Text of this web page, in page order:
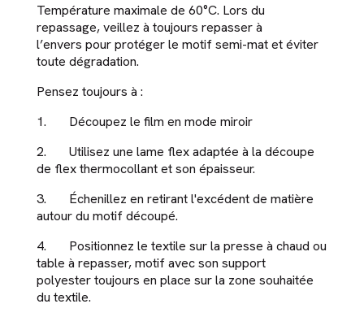
Température maximale de 60°C. Lors du
repassage, veillez à toujours repasser à
l’envers pour protéger le motif semi-mat et éviter
toute dégradation.
Pensez toujours à :
1. Découpez le film en mode miroir
2. Utilisez une lame flex adaptée à la découpe
de flex thermocollant et son épaisseur.
3. Échenillez en retirant l'excédent de matière
autour du motif découpé.
4. Positionnez le textile sur la presse à chaud ou
table à repasser, motif avec son support
polyester toujours en place sur la zone souhaitée
du textile.